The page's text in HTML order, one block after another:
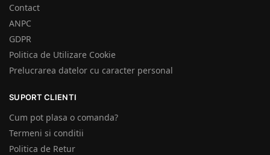
Contact
ANPC
GDPR
Politica de Utilizare Cookie
Prelucrarea datelor cu caracter personal
SUPORT CLIENTI
Cum pot plasa o comanda?
Termeni si conditii
Politica de Retur